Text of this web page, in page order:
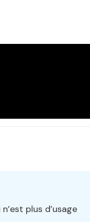
n’est plus d’usage